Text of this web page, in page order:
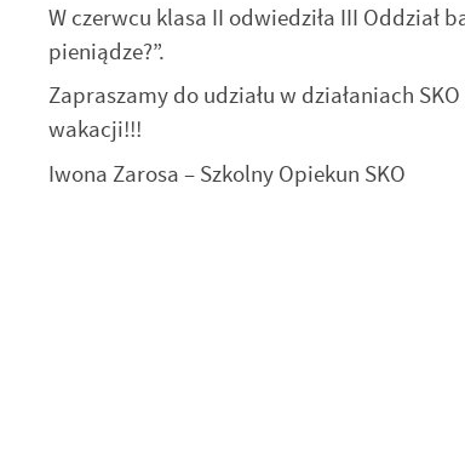
W czerwcu klasa II odwiedziła III Oddział
pieniądze?”.
Zapraszamy do udziału w działaniach
wakacji!!!
Iwona Zarosa – Szkolny Opiekun SKO